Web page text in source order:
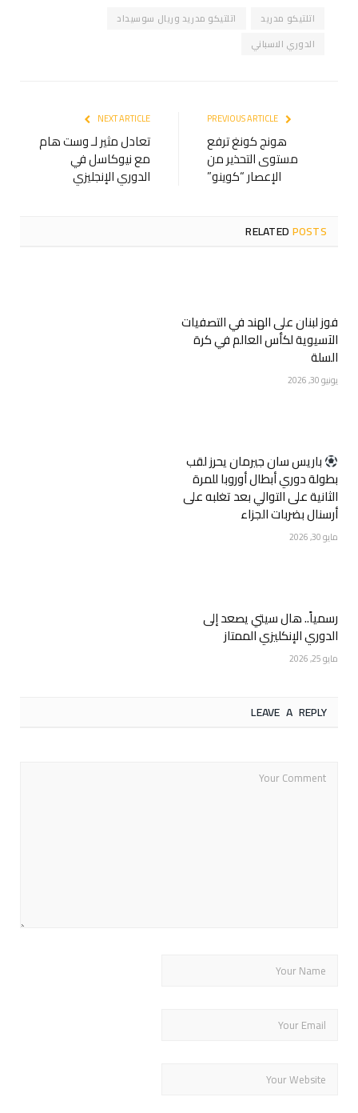
اتلتيكو مدريد
اتلتيكو مدريد وريال سوسيداد
الدوري الاسباني
هونج كونغ ترفع
مستوى التحذير من
الإعصار “كوينو”
NEXT ARTICLE
تعادل مثير لـ وست هام
مع نيوكاسل في
الدوري الإنجليزي
RELATEDPOSTS
فوز لبنان على الهند في التصفيات
الآسيوية لكأس العالم في كرة
السلة
يونيو 30, 2026
‏باريس سان جيرمان يحرز لقب
بطولة دوري أبطال أوروبا للمرة
الثانية على التوالي بعد تغلبه على
أرسنال بضربات الجزاء
مايو 30, 2026
رسمياً.. هال سيتي يصعد إلى
الدوري الإنكليزي الممتاز
مايو 25, 2026
LEAVE A REPLY